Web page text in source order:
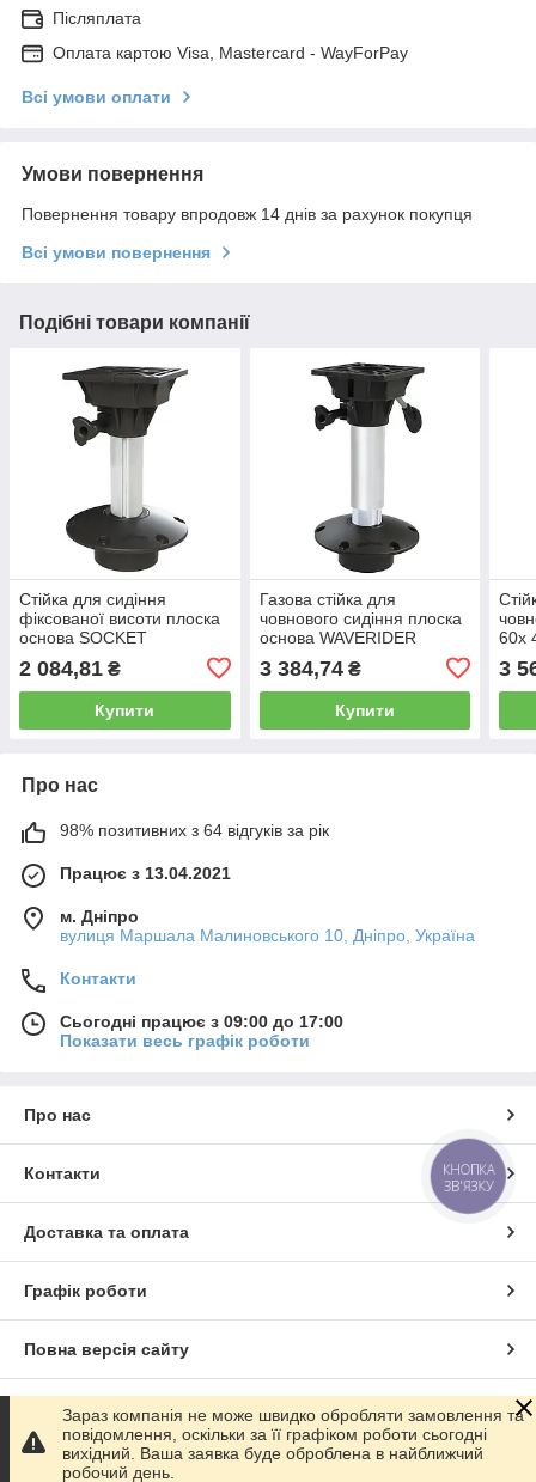
Післяплата
Оплата картою Visa, Mastercard - WayForPay
Всі умови оплати
Умови повернення
Повернення товару впродовж 14 днів за рахунок покупця
Всі умови повернення
Подібні товари компанії
Стійка для сидіння
фіксованої висоти плоска
основа SOCKET
PEDESTAL FLAT BASE 330
mm
2 084,81 ₴
Купити
Газова стійка для
човнового сидіння плоска
основа WAVERIDER
змінної висоти 440 mm —
570 mm
3 384,74₴
Купити
60x
3
Про нас
98% позитивних з 64 відгуків за рік
Працює з 13.04.2021
м. Дніпро
вулиця Маршала Малиновського 10, Дніпро, Україна
Контакти
Сьогодні працює з 09:00 до 17:00
Показати весь графік роботи
Про нас
Контакти
Доставка та оплата
Графік роботи
Повна версія сайту
Сайт створено на маркетплейсі Prom.ua
Політика конфіденційності
Зараз компанія не може швидко обробляти замовлення та
повідомлення, оскільки за її графіком роботи сьогодні
вихідний. Ваша заявка буде оброблена в найближчий
робочий день.
КНОПКА
ЗВ'ЯЗКУ